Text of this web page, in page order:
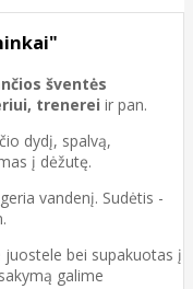
šventės
trenerei ir pan.
dydį, spalvą,
į dėžutę.
vandenį. Sudėtis -
bei supakuotas į
galime